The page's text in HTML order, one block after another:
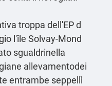
troppa dell'EP d
l'île Solvay-Mond
sgualdrinella
allevamentodei
entrambe seppellì